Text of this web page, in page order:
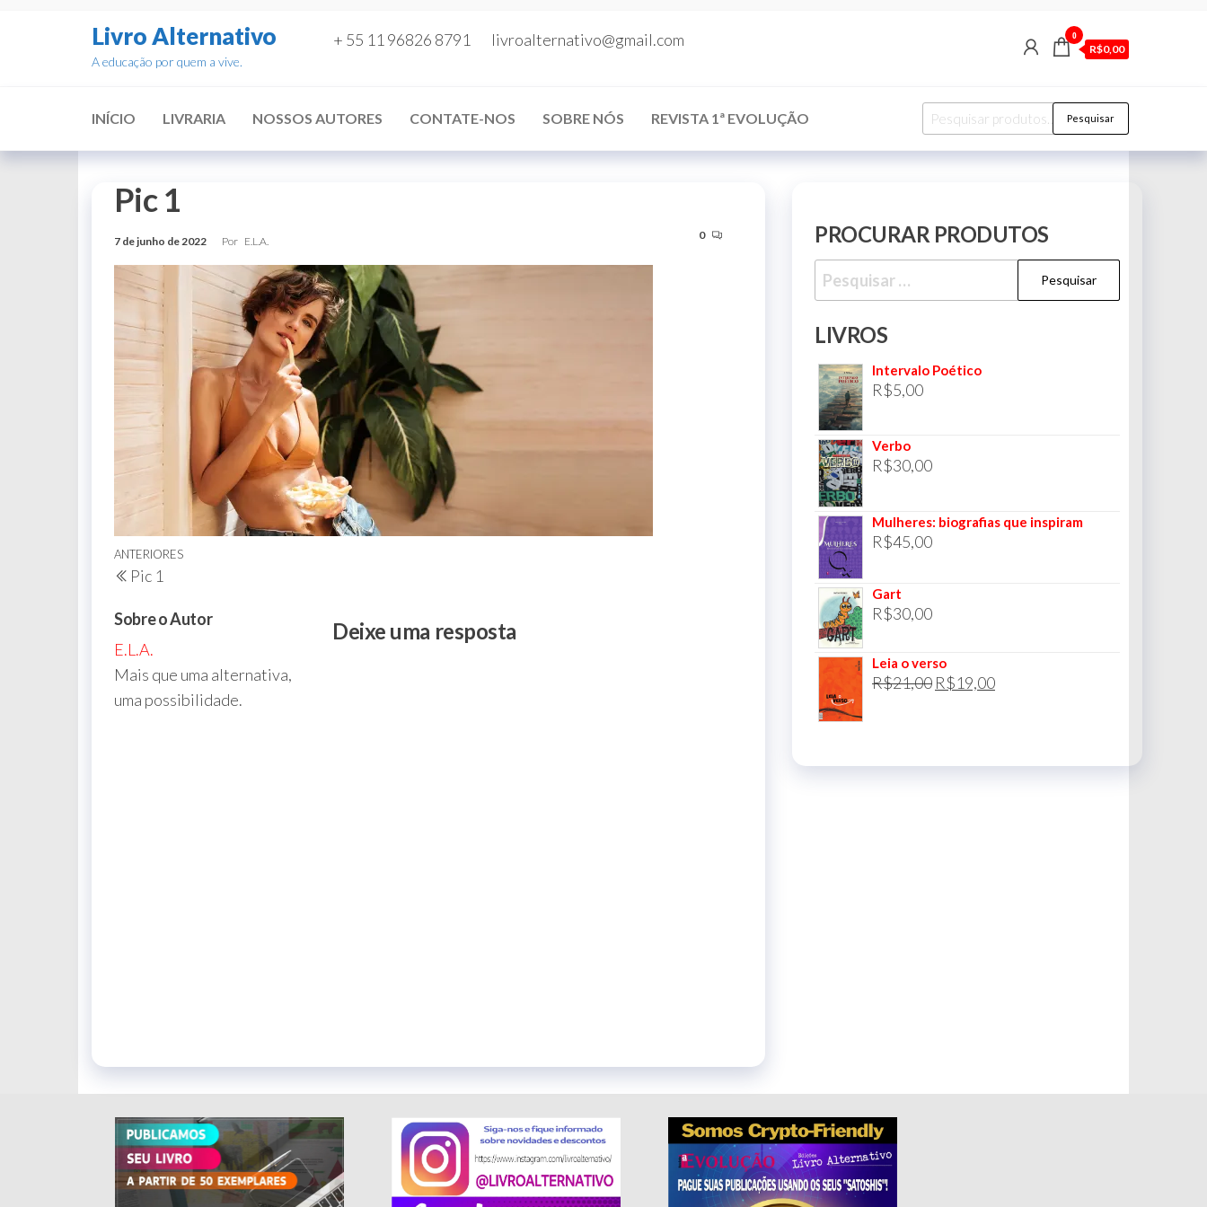
Livro Alternativo
A educação por quem a vive.
+ 55 11 96826 8791 livroalternativo@gmail.com 0
R$0,00
INÍCIO LIVRARIA NOSSOS AUTORES CONTATE-NOS SOBRE NÓS REVISTA 1ª EVOLUÇÃO
Pesquisar
por:
Pesquisar
Pic 1
7 de junho de 2022 Por E.L.A. 0
Navegação
de
Post
Post
anterior
ANTERIORES
Pic 1
Sobre o Autor
E.L.A.
Mais que uma alternativa,
uma possibilidade.
Deixe uma resposta
PROCURAR PRODUTOS
Pesquisar
por:
LIVROS
Intervalo Poético
R$5,00
Verbo
R$30,00
Mulheres: biografias que inspiram
R$45,00
Gart
R$30,00
Leia o verso
R$21,00 O
R$19,00O